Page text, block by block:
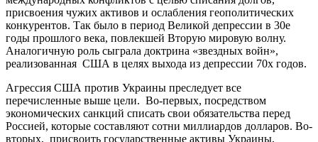
присвоения чужих активов и ослабления геополитических
конкурентов. Так было в период Великой депрессии в 30е
годы прошлого века, повлекшей Вторую мировую волну.
Аналогичную роль сыграла доктрина «звездных войн»,
реализованная США в целях выхода из депрессии 70х годов.
Агрессия США против Украины преследует все
перечисленные выше цели. Во-первых, посредством
экономических санкций списать свои обязательства перед
Россией, которые составляют сотни миллиардов долларов. Во-
вторых, присвоить государственные активы Украины,